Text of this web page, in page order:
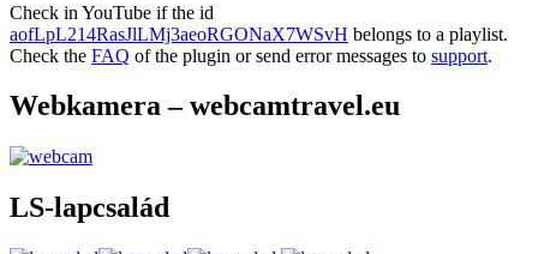
Check in YouTube if the id
aofLpL214RasJlLMj3aeoRGONaX7WSvH belongs to a playlist.
Check the FAQ of the plugin or send error messages to support.
Webkamera – webcamtravel.eu
LS-lapcsalád